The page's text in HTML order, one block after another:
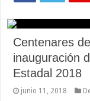
Centenares
inauguración
Estadal 2018
junio 11, 2018